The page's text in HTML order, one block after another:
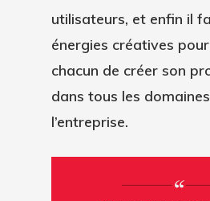
utilisateurs, et enfin il
énergies créatives
chacun de créer son
dans tous les
l’entreprise.